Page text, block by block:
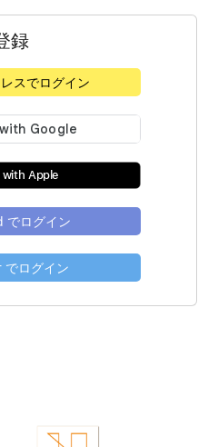
録
スでログイン
Apple
でログイン
ログイン